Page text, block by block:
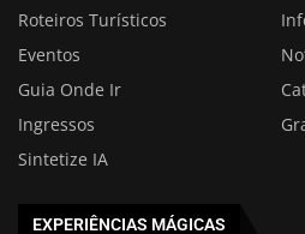
Roteiros Turísticos
Eventos
Guia Onde Ir
Ingressos
Sintetize IA
EXPERIÊNCIAS MÁGICAS